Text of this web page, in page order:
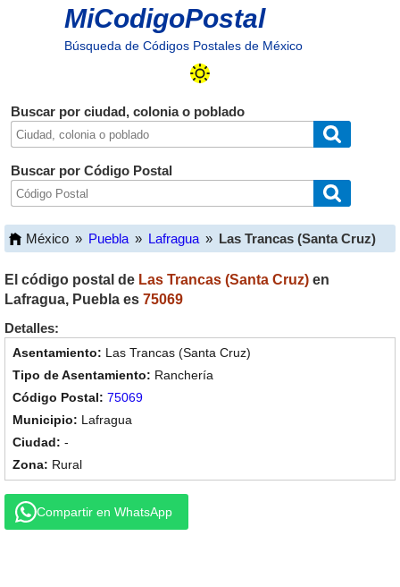
MiCodigoPostal
Búsqueda de Códigos Postales de México
Buscar por ciudad, colonia o poblado
Buscar por Código Postal
México » Puebla » Lafragua » Las Trancas (Santa Cruz)
El código postal de Las Trancas (Santa Cruz) en
Lafragua, Puebla es 75069
Detalles:
Las Trancas (Santa Cruz)
Ranchería
75069
Lafragua
-
Rural
Compartir en WhatsApp